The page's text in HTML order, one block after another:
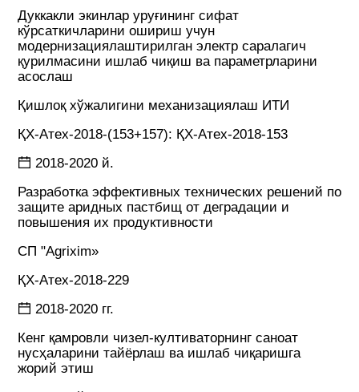
Дуккакли экинлар уруғининг сифат
кўрсаткичларини ошириш учун
модернизациялаштирилган электр саралагич
қурилмасини ишлаб чиқиш ва параметрларини
асослаш
Қишлоқ хўжалигини механизациялаш ИТИ
ҚХ-Атех-2018-(153+157): ҚХ-Атех-2018-153
2018-2020 й.
Разработка эффективных технических решений по
защите аридных пастбищ от деградации и
повышения их продуктивности
СП "Agrixim»
ҚХ-Атех-2018-229
2018-2020 гг.
Кенг қамровли чизел-култиваторнинг саноат
нусҳаларини тайёрлаш ва ишлаб чиқаришга
жорий этиш